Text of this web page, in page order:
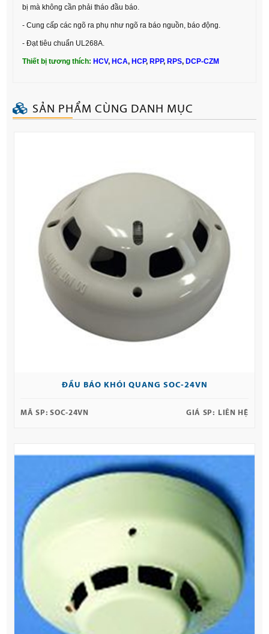
bị mà không cần phải tháo đầu báo.
- Cung cấp các ngõ ra phụ như ngõ ra báo nguồn, báo động.
- Đạt tiêu chuẩn UL268A.
Thiết bị tương thích:HCV,HCA,HCP,RPP,RPS,DCP-CZM
SẢN PHẨM CÙNG DANH MỤC
ĐẦU BÁO KHÓI QUANG SOC-24VN
MÃ SP: SOC-24VN GIÁ SP: LIÊN HỆ